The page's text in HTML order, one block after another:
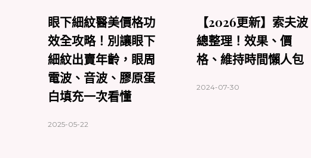
眼下細紋醫美價格功
效全攻略！別讓眼下
細紋出賣年齡，眼周
電波、音波、膠原蛋
白填充一次看懂
2025-05-22
【2026更新】索夫波
總整理！效果、價
格、維持時間懶人包
2024-07-30